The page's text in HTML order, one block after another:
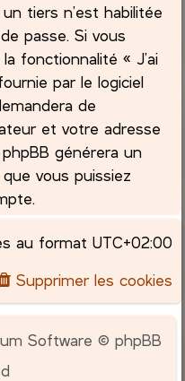
tiers n’est habilitée
passe. Si vous
fonctionnalité « J’ai
par le logiciel
de
et votre adresse
générera un
vous puissiez
au format UTC+02:00
Supprimer les cookies
Software © phpBB